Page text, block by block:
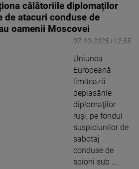
călătoriile diplomaților
de atacuri conduse de
oamenii Moscovei
07-10-2025 | 12:55
Uniunea
Europeană
limitează
deplasările
diplomaţilor
ruşi, pe fondul
suspiciunilor de
sabotaj
conduse de
spioni sub ...